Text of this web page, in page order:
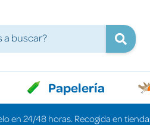
Papelería
en 24/48 horas. Recogida en